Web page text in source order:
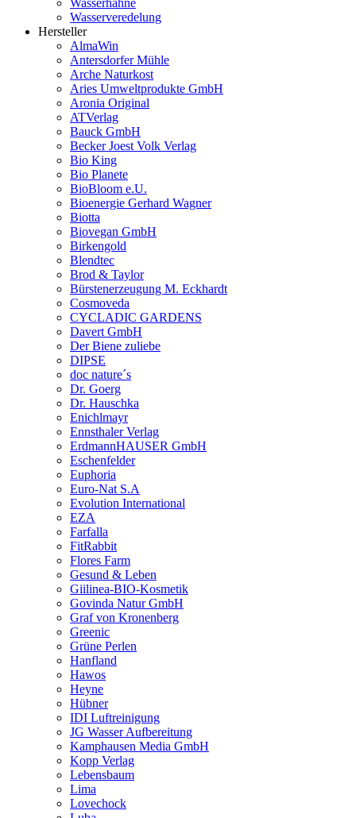
Wasserhähne
Wasserveredelung
Hersteller
AlmaWin
Antersdorfer Mühle
Arche Naturkost
Aries Umweltprodukte GmbH
Aronia Original
ATVerlag
Bauck GmbH
Becker Joest Volk Verlag
Bio King
Bio Planete
BioBloom e.U.
Bioenergie Gerhard Wagner
Biotta
Biovegan GmbH
Birkengold
Blendtec
Brod & Taylor
Bürstenerzeugung M. Eckhardt
Cosmoveda
CYCLADIC GARDENS
Davert GmbH
Der Biene zuliebe
DIPSE
doc nature´s
Dr. Goerg
Dr. Hauschka
Enichlmayr
Ennsthaler Verlag
ErdmannHAUSER GmbH
Eschenfelder
Euphoria
Euro-Nat S.A
Evolution International
EZA
Farfalla
FitRabbit
Flores Farm
Gesund & Leben
Giilinea-BIO-Kosmetik
Govinda Natur GmbH
Graf von Kronenberg
Greenic
Grüne Perlen
Hanfland
Hawos
Heyne
Hübner
IDI Luftreinigung
JG Wasser Aufbereitung
Kamphausen Media GmbH
Kopp Verlag
Lebensbaum
Lima
Lovechock